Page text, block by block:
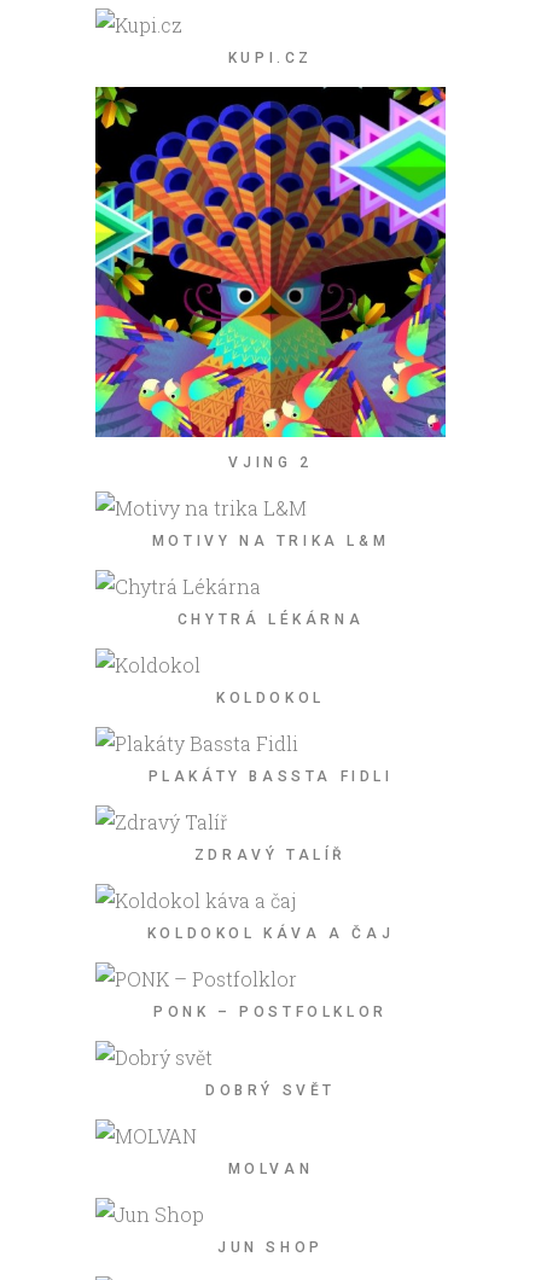
KUPI.CZ
VJING 2
MOTIVY NA TRIKA L&M
CHYTRÁ LÉKÁRNA
KOLDOKOL
PLAKÁTY BASSTA FIDLI
ZDRAVÝ TALÍŘ
KOLDOKOL KÁVA A ČAJ
PONK – POSTFOLKLOR
DOBRÝ SVĚT
MOLVAN
JUN SHOP